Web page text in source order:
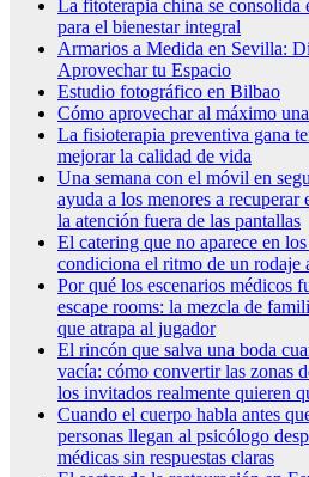
La fitoterapia china se
para el bienestar integral
Armarios a Medida en Sevilla:
Aprovechar tu Espacio
Estudio fotográfico en Bilbao
Cómo aprovechar al máximo
La fisioterapia preventiva gana
mejorar la calidad de vida
Una semana con el móvil en
ayuda a los menores a
la atención fuera de las pantallas
El catering que no aparece en
condiciona el ritmo de un rodaje
Por qué los escenarios médicos
escape rooms: la mezcla de
que atrapa al jugador
El rincón que salva una boda
vacía: cómo convertir las zonas
los invitados realmente quieren
Cuando el cuerpo habla antes
personas llegan al psicólogo
médicas sin respuestas claras